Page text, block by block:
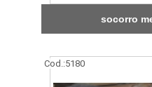
socorro
Cod.:5180